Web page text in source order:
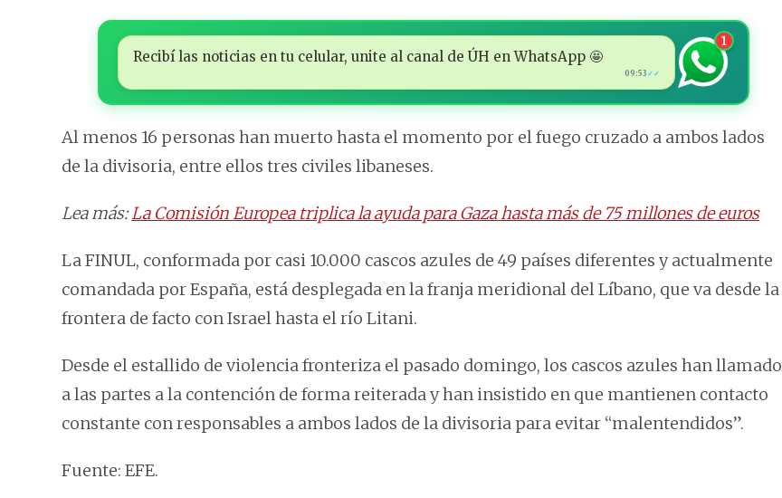
Recibí las noticias en tu celular, unite al canal de ÚH en WhatsApp 🤩
09:53 ✓✓
1
Al menos 16 personas han muerto hasta el momento por el fuego cruzado a ambos lados
de la divisoria, entre ellos tres civiles libaneses.
Lea más:La Comisión Europea triplica la ayuda para Gaza hasta más de 75 millones de euros
La FINUL, conformada por casi 10.000 cascos azules de 49 países diferentes y actualmente
comandada por España, está desplegada en la franja meridional del Líbano, que va desde la
frontera de facto con Israel hasta el río Litani.
Desde el estallido de violencia fronteriza el pasado domingo, los cascos azules han llamado
a las partes a la contención de forma reiterada y han insistido en que mantienen contacto
constante con responsables a ambos lados de la divisoria para evitar “malentendidos”.
Fuente: EFE.